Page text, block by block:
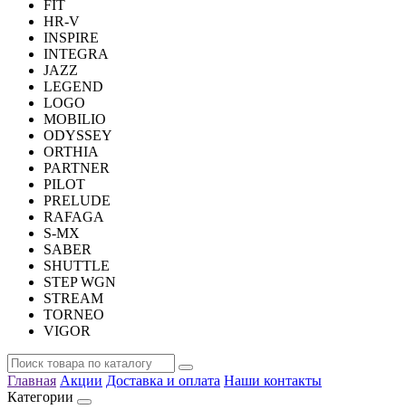
FIT
HR-V
INSPIRE
INTEGRA
JAZZ
LEGEND
LOGO
MOBILIO
ODYSSEY
ORTHIA
PARTNER
PILOT
PRELUDE
RAFAGA
S-MX
SABER
SHUTTLE
STEP WGN
STREAM
TORNEO
VIGOR
Главная Акции Доставка и оплата Наши контакты
Категории